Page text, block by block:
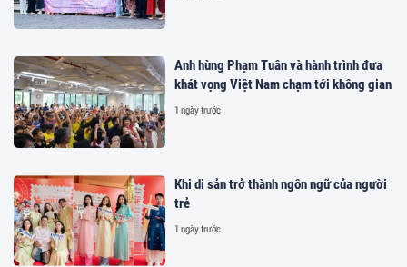
Anh hùng Phạm Tuân và hành trình đưa
khát vọng Việt Nam chạm tới không gian
1 ngày trước
Khi di sản trở thành ngôn ngữ của người
trẻ
1 ngày trước